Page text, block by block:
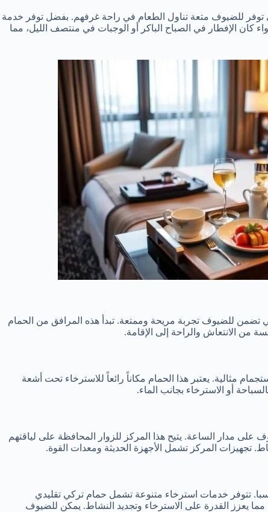
للضيوف متعة تناول الطعام في راحة غرفهم. بفضل توفر خدمة
كان الإفطار في الصباح الباكر أو الوجبات في منتصف الليل، مما
تضمن للضيوف تجربة مريحة وممتعة. تبدأ هذه المرافق من الحمام
من الانتعاش والراحة إلى الإقامة.
مثالية. يعتبر هذا الحمام مكاناً رائعاً للاسترخاء تحت أشعة
أو الاسترخاء بجانب الماء.
على مدار الساعة. يتيح هذا المركز للزوار المحافظة على لياقتهم
تجهيزات المركز تشمل الأجهزة الحديثة ومعدات القوة.
تتوفر خدمات استرخاء متنوعة تشمل حمام تركي تقليدي
يعزز القدرة على الاسترخاء وتجديد النشاط. يمكن للضيوف